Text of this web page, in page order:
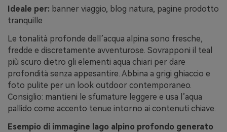
Ideale per: banner viaggio, blog natura, pagine prodotto
tranquille
Le tonalità profonde dell’acqua alpina sono fresche,
fredde e discretamente avventurose. Sovrapponi il teal
più scuro dietro gli elementi aqua chiari per dare
profondità senza appesantire. Abbina a grigi ghiaccio e
foto pulite per un look outdoor contemporaneo.
Consiglio: mantieni le sfumature leggere e usa l’aqua
pallido come accento tenue intorno ai contenuti chiave.
Esempio di immagine lago alpino profondo generato